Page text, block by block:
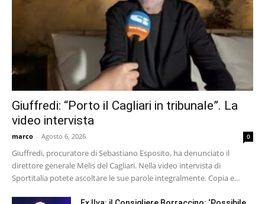
Giuffredi: “Porto il Cagliari in tribunale”. La
video intervista
marco - Agosto 6, 2026 0
Giuffredi, procuratore di Sebastiano Esposito, ha denunciato il
direttore generale Melis del Cagliari. Nella video intervista di
Sportitalia potete ascoltare le sue parole integralmente. Copia e...